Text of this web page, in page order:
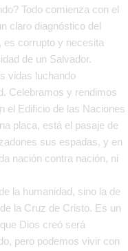
Todo comienza con el
claro diagnóstico del
es corrupto y necesita
de un Salvador.
vidas luchando
Celebramos y rendimos
el Edificio de las Naciones
placa, está el pasaje de
sus espadas, y en
nación contra nación, ni
la humanidad, sino la de
la Cruz de Cristo. Es un
Dios creó será
pero podemos vivir con